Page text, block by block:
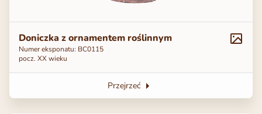
Doniczka z ornamentem roślinnym
Numer eksponatu: ВС0115
pocz. ХХ wieku
Przejrzeć